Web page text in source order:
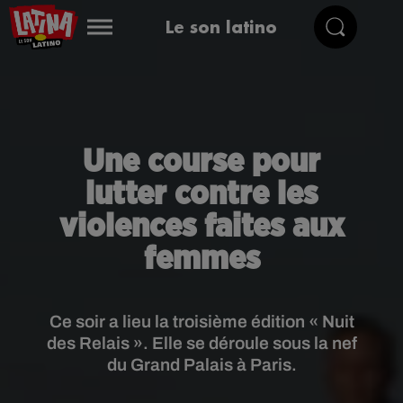
Le son latino
Une course pour
lutter contre les
violences faites aux
femmes
Ce soir a lieu la troisième édition « Nuit
des Relais ». Elle se déroule sous la nef
du Grand Palais à Paris.